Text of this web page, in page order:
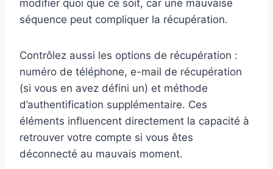
modifier quoi que ce soit, car une mauvaise
séquence peut compliquer la récupération.
Contrôlez aussi les options de récupération :
numéro de téléphone, e-mail de récupération
(si vous en avez défini un) et méthode
d’authentification supplémentaire. Ces
éléments influencent directement la capacité à
retrouver votre compte si vous êtes
déconnecté au mauvais moment.